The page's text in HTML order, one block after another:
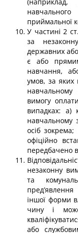
приймальної
У частині 2 ст.
за
державних
є або
навчання,
умов, за яких
навчальному
вимогу
випадках: а)
навчальному
осіб
офіційно
передбачено
незаконну
та
іншої форми
чину і
або